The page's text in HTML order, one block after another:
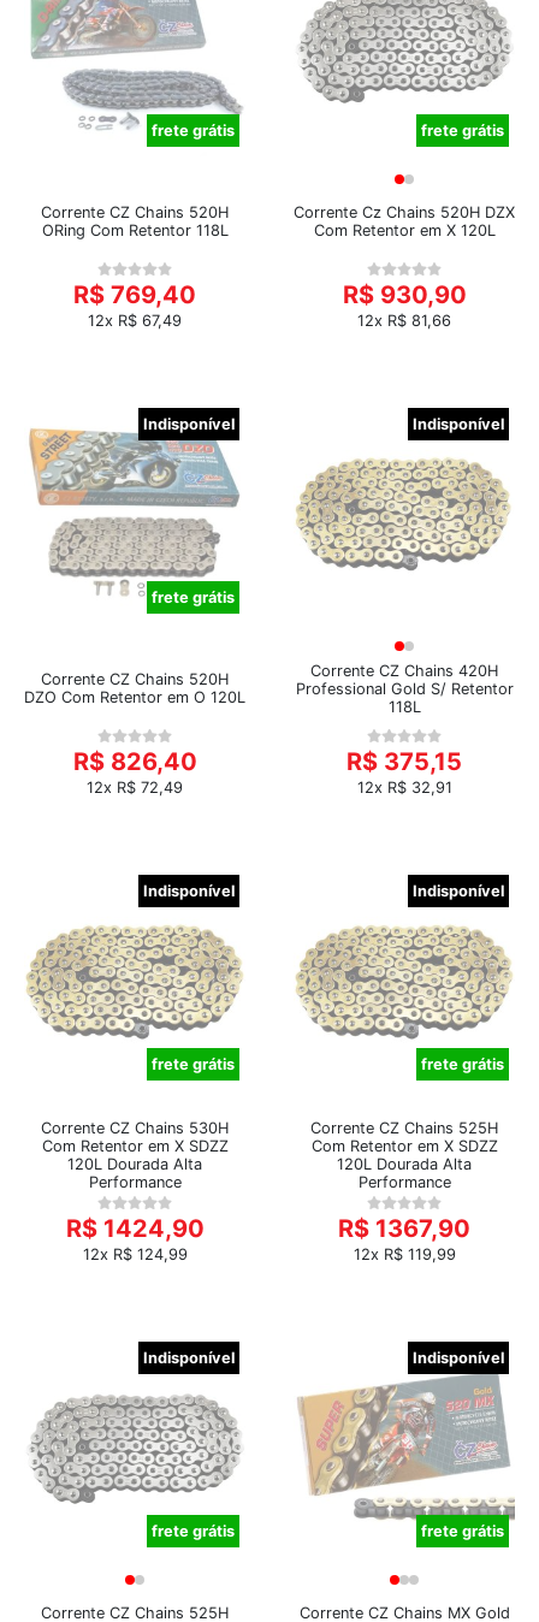
frete grátis
Corrente CZ Chains 520H
ORing Com Retentor 118L
R$ 769,40
12x R$ 67,49
frete grátis
Corrente Cz Chains 520H DZX
Com Retentor em X 120L
R$ 930,90
12x R$ 81,66
Indisponível
frete grátis
Corrente CZ Chains 520H
DZO Com Retentor em O 120L
R$ 826,40
12x R$ 72,49
Indisponível
Corrente CZ Chains 420H
Professional Gold S/ Retentor
118L
R$ 375,15
12x R$ 32,91
Indisponível
frete grátis
Corrente CZ Chains 530H
Com Retentor em X SDZZ
120L Dourada Alta
Performance
R$ 1424,90
12x R$ 124,99
Indisponível
frete grátis
Corrente CZ Chains 525H
Com Retentor em X SDZZ
120L Dourada Alta
Performance
R$ 1367,90
12x R$ 119,99
Indisponível
frete grátis
Corrente CZ Chains 525H
Indisponível
frete grátis
Corrente CZ Chains MX Gold